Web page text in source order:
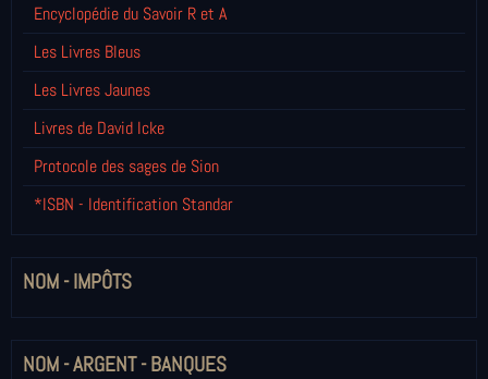
Encyclopédie du Savoir R et A
Les Livres Bleus
Les Livres Jaunes
Livres de David Icke
Protocole des sages de Sion
*ISBN - Identification Standar
NOM - IMPÔTS
NOM - ARGENT - BANQUES